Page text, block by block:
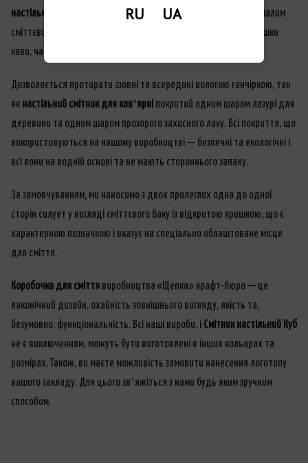
настільний Куб
краще використовувати із захисним пакетом (малим
сміттєвим або звичайним поліетиленовим без ручок) щоб залишки
кави, чаю чи цукру не залишились на його стінках.
Дозволяється протирати ззовні та всередині вологою ганчіркою, так
як настільний смітник для кавʼярні покритий одним шаром лазурі для
деревини та одним шаром прозорого захисного лаку. Всі покриття, що
використовуються на нашому виробництві — безпечні та екологічні і
всі вони на водній основі та не мають стороннього запаху.
За замовчуванням, ми наносимо з двох прилеглих одна до одної
сторін силует у вигляді сміттєвого баку із відкритою кришкою, що є
характерною позначкою і вказує на спеціально облаштоване місце
для сміття.
Коробочка для сміття виробництва «Щепка» крафт-бюро — це
лаконічний дизайн, охайність зовнішнього вигляду, якість та,
безумовно, функціональність. Всі наші вироби, і Смітник настільний Куб
не є виключенням, можуть бути виготовлені в інших кольорах та
розмірах. Також, ви маєте можливість замовити нанесення логотипу
вашого закладу. Для цього звʼяжіться з нами будь яким зручним
способом.
RU UA